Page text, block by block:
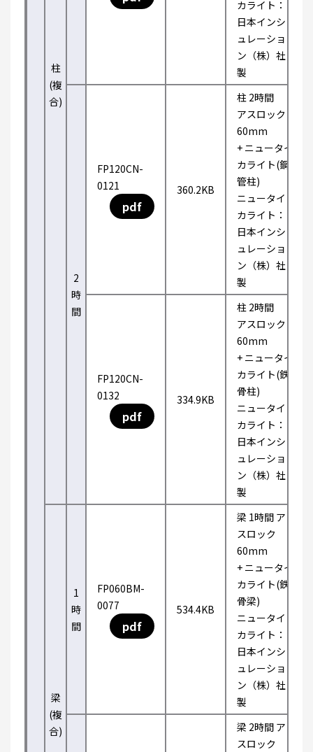
柱
(複
合)
カライト：
日本インシ
ュレーショ
ン（株）社
製
2
時
間
FP120CN-
0121
pdf
360.2KB
柱 2時間
アスロック
60mm
+ ニュータイ
カライト(鋼
管柱)
ニュータイ
カライト：
日本インシ
ュレーショ
ン（株）社
製
FP120CN-
0132
pdf
334.9KB
柱 2時間
アスロック
60mm
+ ニュータイ
カライト(鉄
骨柱)
ニュータイ
カライト：
日本インシ
ュレーショ
ン（株）社
製
梁
(複
合)
1
時
間
FP060BM-
0077
pdf
534.4KB
梁 1時間 ア
スロック
60mm
+ ニュータイ
カライト(鉄
骨梁)
ニュータイ
カライト：
日本インシ
ュレーショ
ン（株）社
製
梁 2時間 ア
スロック